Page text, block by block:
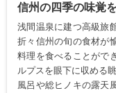
信州の四季の味覚
浅間温泉に建つ高級旅
折々信州の旬の食材が
料理を食べることがで
ルプスを眼下に収める
風呂や総ヒノキの露天